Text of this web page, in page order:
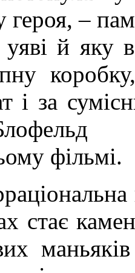
–
й яку в
і за
фільмі.
стає